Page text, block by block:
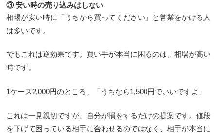
③ 安い時の売り込みはしない
相場が安い時に「うちから買ってください」と営業をかける人
は多いです。
でもこれは逆効果です。買い手が本当に困るのは、相場が高い
時です。
1ケース2,000円のところ、「うちなら1,500円でいいですよ」
これは一見親切ですが、自分が損をするだけの提案です。値段
を下げて困っている相手に合わせるのではなく、相手が本当に